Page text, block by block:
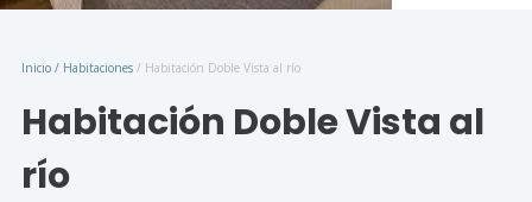
Inicio / Habitaciones / Habitación Doble Vista al río
Habitación Doble Vista al
río